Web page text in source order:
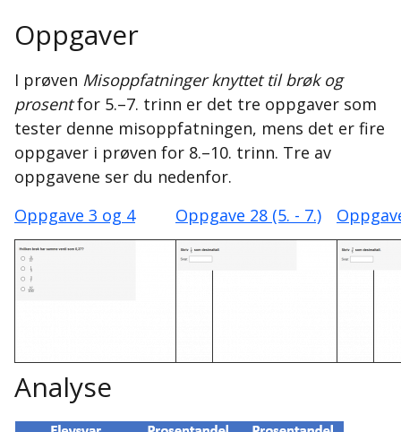
Oppgaver
I prøven Misoppfatninger knyttet til brøk og
prosent for 5.–7. trinn er det tre oppgaver som
tester denne misoppfatningen, mens det er fire
oppgaver i prøven for 8.–10. trinn. Tre av
oppgavene ser du nedenfor.
Oppgave 3 og 4
Oppgave 28 (5. - 7.)
Analyse